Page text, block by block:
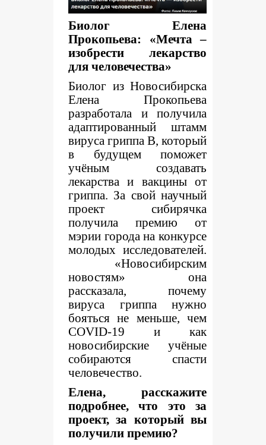
Биолог Елена
Прокопьева: «Мечта –
изобрести лекарство
для человечества»
Биолог из Новосибирска
Елена Прокопьева
разработала и получила
адаптированный штамм
вируса гриппа B, который
в будущем поможет
учёным создавать
лекарства и вакцины от
гриппа. За свой научный
проект сибирячка
получила премию от
мэрии города на конкурсе
молодых исследователей.
«Новосибирским
новостям» она
рассказала, почему
вируса гриппа нужно
бояться не меньше, чем
COVID-19 и как
новосибирские учёные
собираются спасти
человечество.
Елена, расскажите
подробнее, что это за
проект, за который вы
получили премию?